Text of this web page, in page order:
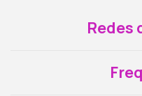
Redes